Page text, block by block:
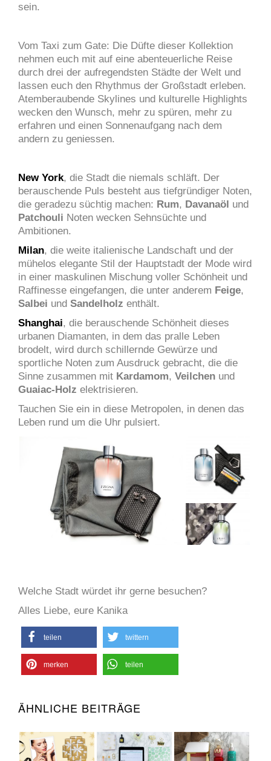
sein.
Vom Taxi zum Gate: Die Düfte dieser Kollektion
nehmen euch mit auf eine abenteuerliche Reise
durch drei der aufregendsten Städte der Welt und
lassen euch den Rhythmus der Großstadt erleben.
Atemberaubende Skylines und kulturelle Highlights
wecken den Wunsch, mehr zu spüren, mehr zu
erfahren und einen Sonnenaufgang nach dem
andern zu geniessen.
New York, die Stadt die niemals schläft. Der
berauschende Puls besteht aus tiefgründiger Noten,
die geradezu süchtig machen: Rum, Davanaöl und
Patchouli Noten wecken Sehnsüchte und
Ambitionen.
Milan, die weite italienische Landschaft und der
mühelos elegante Stil der Hauptstadt der Mode wird
in einer maskulinen Mischung voller Schönheit und
Raffinesse eingefangen, die unter anderem Feige,
Salbei und Sandelholz enthält.
Shanghai, die berauschende Schönheit dieses
urbanen Diamanten, in dem das pralle Leben
brodelt, wird durch schillernde Gewürze und
sportliche Noten zum Ausdruck gebracht, die die
Sinne zusammen mit Kardamom, Veilchen und
Guaiac-Holz elektrisieren.
Tauchen Sie ein in diese Metropolen, in denen das
Leben rund um die Uhr pulsiert.
Welche Stadt würdet ihr gerne besuchen?
Alles Liebe, eure Kanika
teilen twittern
merken teilen
ÄHNLICHE BEITRÄGE